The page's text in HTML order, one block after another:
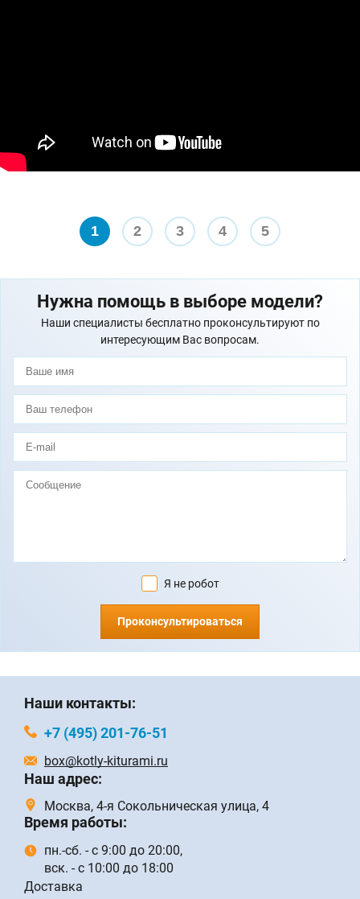
1 2 3 4 5
Нужна помощь в выборе модели?
Наши специалисты бесплатно проконсультируют по
интересующим Вас вопросам.
Я не робот
Проконсультироваться
Наши контакты:
+7 (495) 201-76-51
box@kotly-kiturami.ru
Наш адрес:
Москва, 4-я Сокольническая улица, 4
Время работы:
пн.-сб. - с 9:00 до 20:00,
вск. - с 10:00 до 18:00
Доставка